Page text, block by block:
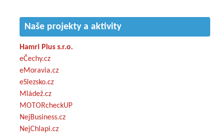
Naše projekty a aktivity
Hamri Plus s.r.o.
eČechy.cz
eMoravia.cz
eSlezsko.cz
Mládež.cz
MOTORcheckUP
NejBusiness.cz
NejChlapi.cz